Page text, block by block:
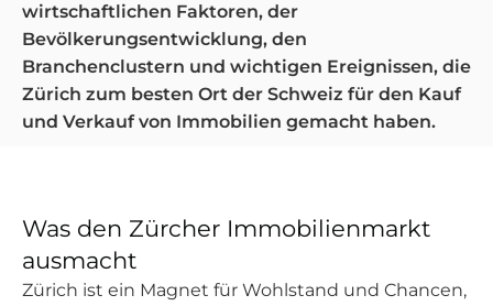
wirtschaftlichen Faktoren, der
Bevölkerungsentwicklung, den
Branchenclustern und wichtigen Ereignissen, die
Zürich zum besten Ort der Schweiz für den Kauf
und Verkauf von Immobilien gemacht haben.
Was den Zürcher Immobilienmarkt
ausmacht
Zürich ist ein Magnet für Wohlstand und Chancen,